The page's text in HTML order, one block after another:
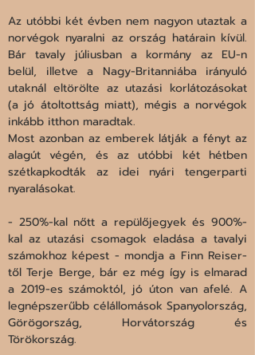
Az utóbbi két évben nem nagyon utaztak a
norvégok nyaralni az ország határain kívül.
Bár tavaly júliusban a kormány az EU-n
belül, illetve a Nagy-Britanniába irányuló
utaknál eltörölte az utazási korlátozásokat
(a jó átoltottság miatt), mégis a norvégok
inkább itthon maradtak.
Most azonban az emberek látják a fényt az
alagút végén, és az utóbbi két hétben
szétkapkodták az idei nyári tengerparti
nyaralásokat.
- 250%-kal nőtt a repülőjegyek és 900%-
kal az utazási csomagok eladása a tavalyi
számokhoz képest - mondja a Finn Reiser-
től Terje Berge, bár ez még így is elmarad
a 2019-es számoktól, jó úton van afelé. A
legnépszerűbb célállomások Spanyolország,
Görögország, Horvátország és
Törökország.